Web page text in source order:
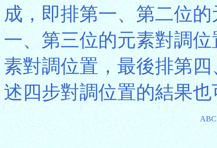
成，即排第一、第二位
一、第三位的元素對調
素對調位置，最後排第
述四步對調位置的結果